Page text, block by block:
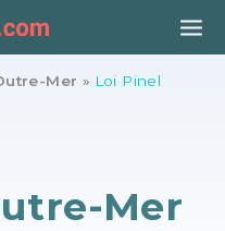
Mer » Loi Pinel
Mer